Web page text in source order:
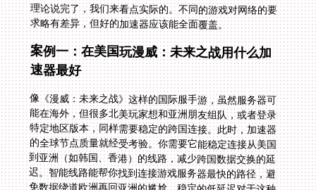
理论说完了，我们来看点实际的。不同的游戏对网络的要
求略有差异，但好的加速器应该能全面覆盖。
案例一：在美国玩漫威：未来之战用什么加
速器最好
像《漫威：未来之战》这样的国际服手游，虽然服务器可
能在海外，但很多北美玩家想和亚洲朋友组队，或者登录
特定地区版本，同样需要稳定的跨国连接。此时，加速器
的全球节点质量就经受考验。你需要它能稳定连接从美国
到亚洲（如韩国、香港）的线路，减少跨国数据交换的延
迟。智能线路能帮你找到连接游戏服务器最快的路径，避
免数据绕道欧洲再回亚洲的尴尬。稳定的低延迟对于这种
需要即时反应的动作游戏至关重要，一个卡顿可能就让你